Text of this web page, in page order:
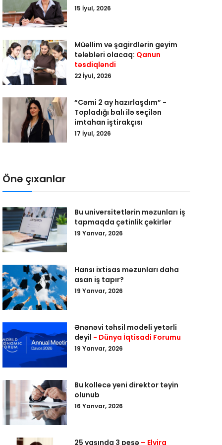
15 İyul, 2026
Müəllim və şagirdlərin geyim
tələbləri olacaq: Qanun
təsdiqləndi
22 İyul, 2026
“Cəmi 2 ay hazırlaşdım” -
Topladığı balı ilə seçilən
imtahan iştirakçısı
17 İyul, 2026
Önə çıxanlar
Bu universitetlərin məzunları iş
tapmaqda çətinlik çəkirlər
19 Yanvar, 2026
Hansı ixtisas məzunları daha
asan iş tapır?
19 Yanvar, 2026
Ənənəvi təhsil modeli yetərli
deyil - Dünya İqtisadi Forumu
19 Yanvar, 2026
Bu kollecə yeni direktor təyin
olunub
16 Yanvar, 2026
25 yaşında 3 peşə – Elvira